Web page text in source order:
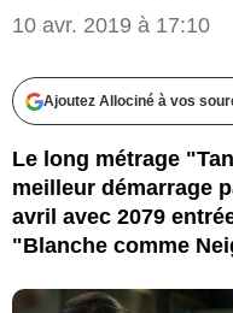
10 avr. 2019 à 17:10
Ajoutez Allociné à vos
Le long métrage
meilleur démarrage
avril avec 2079
"Blanche comme